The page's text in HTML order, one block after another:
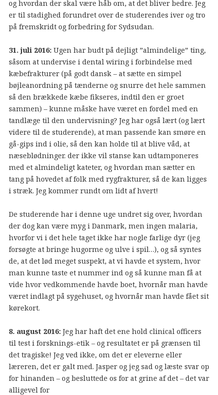
og hvordan der skal være håb om, at det bliver bedre. Jeg
er til stadighed forundret over de studerendes iver og tro
på fremskridt og forbedring for Sydsudan.
31. juli 2016:Ugen har budt på dejligt ”almindelige” ting,
såsom at undervise i dental wiring i forbindelse med
kæbefrakturer (på godt dansk – at sætte en simpel
bøjleanordning på tænderne og snurre det hele sammen
så den brækkede kæbe fikseres, indtil den er groet
sammen) – kunne måske have været en fordel med en
tandlæge til den undervisning? Jeg har også lært (og lært
videre til de studerende), at man passende kan smøre en
gå-gips ind i olie, så den kan holde til at blive våd, at
næseblødninger. der ikke vil stanse kan udtamponeres
med et almindeligt kateter, og hvordan man sætter en
tang på hovedet af folk med rygfrakturer, så de kan ligges
i stræk. Jeg kommer rundt om lidt af hvert!
De studerende har i denne uge undret sig over, hvordan
der dog kan være myg i Danmark, men ingen malaria,
hvorfor vi i det hele taget ikke har nogle farlige dyr (jeg
forsøgte at bringe hugorme og ulve i spil…), og så syntes
de, at det lød meget suspekt, at vi havde et system, hvor
man kunne taste et nummer ind og så kunne man få at
vide hvor vedkommende havde boet, hvornår man havde
været indlagt på sygehuset, og hvornår man havde fået sit
kørekort.
8. august 2016:Jeg har haft det ene hold clinical officers
til test i forsknings-etik – og resultatet er på grænsen til
det tragiske! Jeg ved ikke, om det er eleverne eller
læreren, det er galt med. Jasper og jeg sad og læste svar op
for hinanden – og besluttede os for at grine af det – det var
alligevel for